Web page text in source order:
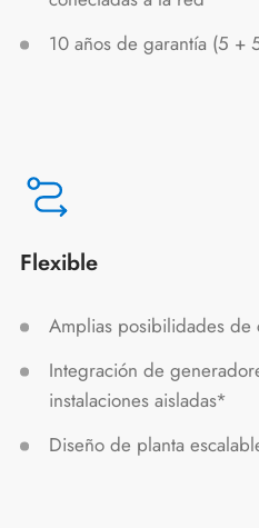
10 años de garantía (5 +
Flexible
Amplias posibilidades de
Integración de
instalaciones aisladas*
Diseño de planta